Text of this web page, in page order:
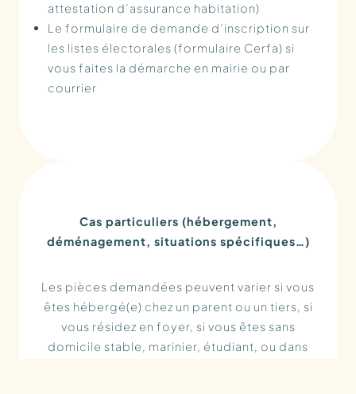
attestation d’assurance habitation)
Le formulaire de demande d’inscription sur
les listes électorales (formulaire Cerfa) si
vous faites la démarche en mairie ou par
courrier
Cas particuliers (hébergement,
déménagement, situations spécifiques…)
Les pièces demandées peuvent varier si vous
êtes hébergé(e) chez un parent ou un tiers, si
vous résidez en foyer, si vous êtes sans
domicile stable, marinier, étudiant, ou dans